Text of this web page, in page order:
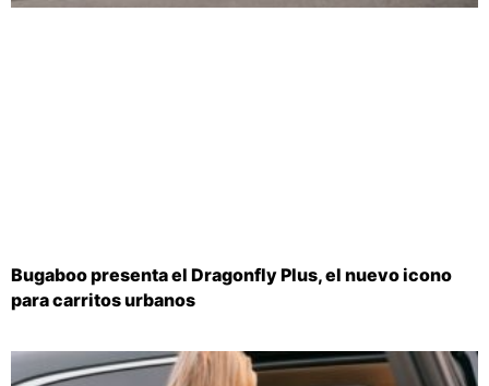
Bugaboo presenta el Dragonfly Plus, el nuevo icono
para carritos urbanos